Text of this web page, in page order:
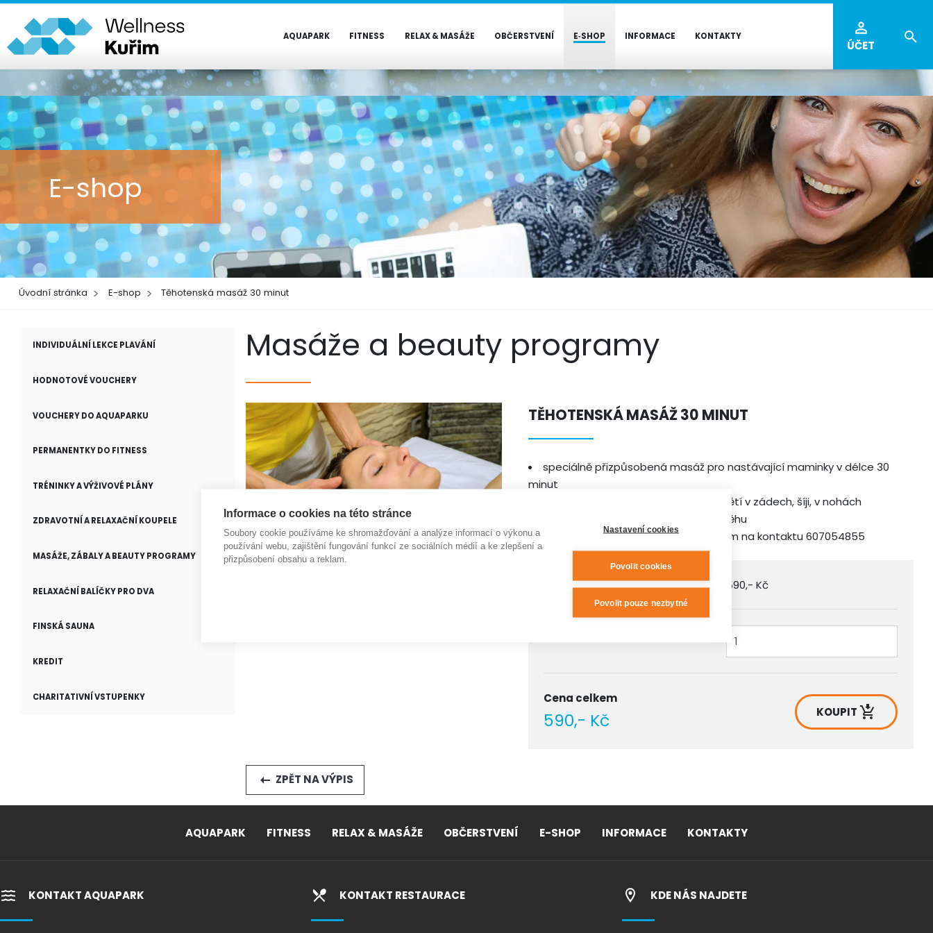
AQUAPARK FITNESS RELAX & MASÁŽE OBČERSTVENÍ E‑SHOP INFORMACE KONTAKTY
ÚČET
E-shop
Úvodní stránka E-shop Těhotenská masáž 30 minut
INDIVIDUÁLNÍ LEKCE PLAVÁNÍ
HODNOTOVÉ VOUCHERY
VOUCHERY DO AQUAPARKU
PERMANENTKY DO FITNESS
TRÉNINKY A VÝŽIVOVÉ PLÁNY
ZDRAVOTNÍ A RELAXAČNÍ KOUPELE
MASÁŽE, ZÁBALY A BEAUTY PROGRAMY
RELAXAČNÍ BALÍČKY PRO DVA
FINSKÁ SAUNA
KREDIT
CHARITATIVNÍ VSTUPENKY
Masáže a beauty programy
TĚHOTENSKÁ MASÁŽ 30 MINUT
speciálně přizpůsobená masáž pro nastávající maminky v délce 30
minut
jemné a pomalé tahy uvolňující napětí v zádech, šíji, v nohách
zlepšení krevního a lymfatického oběhu
na masáž je nutná rezervace předem na kontaktu 607054855
Cena za 1 ks s DPH 590,- Kč
Cena celkem
590,- Kč KOUPIT
ZPĚT NA VÝPIS
AQUAPARK FITNESS RELAX & MASÁŽE OBČERSTVENÍ E-SHOP INFORMACE KONTAKTY
KONTAKT AQUAPARK KONTAKT RESTAURACE KDE NÁS NAJDETE
Informace o cookies na této stránce
Soubory cookie používáme ke shromažďování a analýze informací o výkonu a
používání webu, zajištění fungování funkcí ze sociálních médií a ke zlepšení a
přizpůsobení obsahu a reklam.
Nastavení cookies
Povolit cookies
Povolit pouze nezbytné